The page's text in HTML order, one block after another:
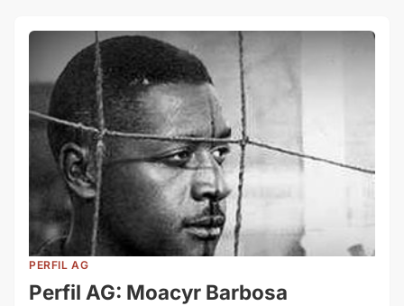
PERFIL AG
Perfil AG: Moacyr Barbosa